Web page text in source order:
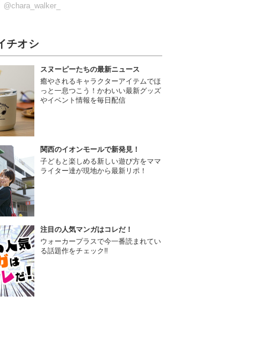
@chara_walker_
チオシ
スヌーピーたちの最新ニュース
癒やされるキャラクターアイテムでほ
っと一息つこう！かわいい最新グッズ
やイベント情報を毎日配信
関西のイオンモールで新発見！
子どもと楽しめる新しい遊び方をママ
ライター達が現地から最新リポ！
注目の人気マンガはコレだ！
ウォーカープラスで今一番読まれてい
る話題作をチェック!!